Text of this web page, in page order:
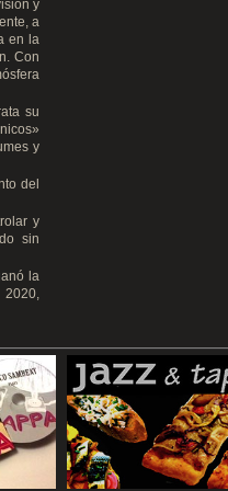
y
a
en la
Con
su
y
del
y
sin
la
2020,